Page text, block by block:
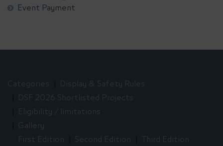
Event Payment
Categories
Display & Safety Rules
DSF 2026 Shortlisted Projects
Eligibility / limitations
Gallery
First Edition
Second Edition Third Edition